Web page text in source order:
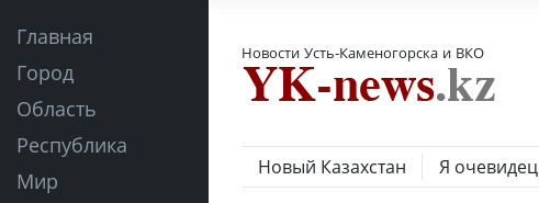
Главная
Город
Область
Республика
Мир
Новости Усть-Каменогорска и ВКО
Новый Казахстан Я очевидец